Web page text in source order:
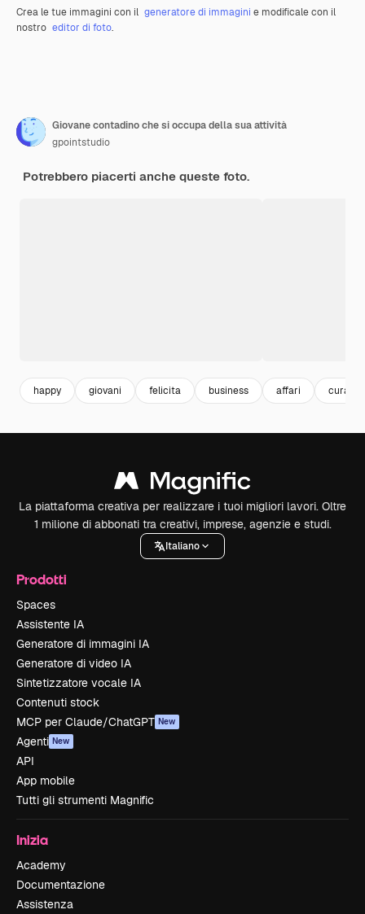
Crea le tue immagini con il generatore di immagini e modificale con il
nostro editor di foto.
Giovane contadino che si occupa della sua attività
gpointstudio
Potrebbero piacerti anche queste foto.
happy giovani felicita business affari cura
La piattaforma creativa per realizzare i tuoi migliori lavori. Oltre
1 milione di abbonati tra creativi, imprese, agenzie e studi.
Italiano
Prodotti
Spaces
Assistente IA
Generatore di immagini IA
Generatore di video IA
Sintetizzatore vocale IA
Contenuti stock
MCP per Claude/ChatGPT New
Agenti New
API
App mobile
Tutti gli strumenti Magnific
Inizia
Academy
Documentazione
Assistenza